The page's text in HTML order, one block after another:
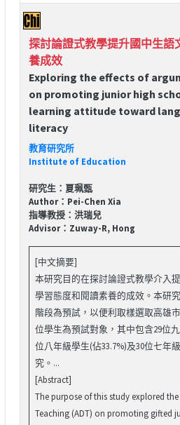
探討論證式教學提升國中生語
養成效
Exploring the effects of
on promoting junior high
learning attitude toward
literacy
教育研究所
Institute of Education
研究生：夏珮甄
Author：Pei-Chen Xia
指導教授：洪瑞兒
Advisor：Zuway-R, Hong
[中文摘要]
本研究目的在探討論證式教學介入
學習態度和閱讀素養的成效。本研
階段為預試，以便利取樣選取高雄
位學生為預試對象，其中包含29位
位八年級學生(佔33.7%)及30位七年
究。...
[Abstract]
The purpose of this study explored
Teaching (ADT) on promoting gifted